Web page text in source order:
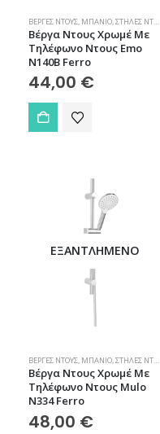
ΒΈΡΓΕΣ ΝΤΟΥΣ, ΜΠΆΝΙΟ,ΣΤΉΛΕΣ ΝΤΟΥΣ
Βέργα Ντους Χρωμέ Με
Τηλέφωνο Ντους Emo
N140B Ferro
44,00 €
ΕΞΑΝΤΛΗΜΈΝΟ
ΒΈΡΓΕΣ ΝΤΟΥΣ, ΜΠΆΝΙΟ,ΣΤΉΛΕΣ ΝΤΟΥΣ
Βέργα Ντους Χρωμέ Με
Τηλέφωνο Ντους Mulo
N334 Ferro
48,00 €